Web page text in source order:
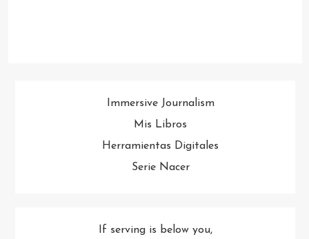
Immersive Journalism
Mis Libros
Herramientas Digitales
Serie Nacer
If serving is below you,